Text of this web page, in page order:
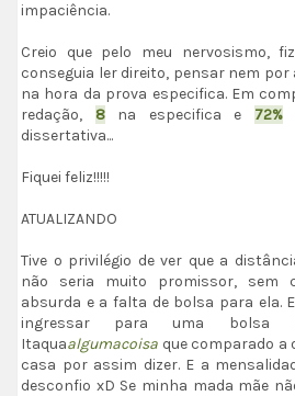
impaciência.
Creio que pelo meu nervosismo,
conseguia ler direito, pensar nem
na hora da prova especifica. Em
redação, 8na especifica e 72%
dissertativa...
Fiquei feliz!!!!!
ATUALIZANDO
Tive o privilégio de ver que a
não seria muito promissor, sem
absurda e a falta de bolsa para ela.
ingressar para uma bolsa
Itaquaalgumacoisa que comparado a
casa por assim dizer. E a
desconfio xD Se minha mada mãe